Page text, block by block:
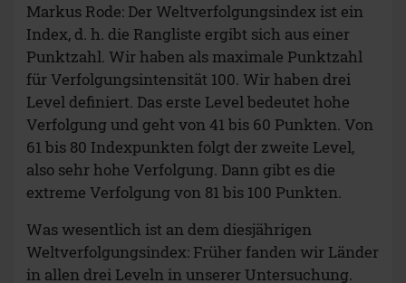
Markus Rode: Der Weltverfolgungsindex ist ein
Index, d. h. die Rangliste ergibt sich aus einer
Punktzahl. Wir haben als maximale Punktzahl
für Verfolgungsintensität 100. Wir haben drei
Level definiert. Das erste Level bedeutet hohe
Verfolgung und geht von 41 bis 60 Punkten. Von
61 bis 80 Indexpunkten folgt der zweite Level,
also sehr hohe Verfolgung. Dann gibt es die
extreme Verfolgung von 81 bis 100 Punkten.
Was wesentlich ist an dem diesjährigen
Weltverfolgungsindex: Früher fanden wir Länder
in allen drei Leveln in unserer Untersuchung.